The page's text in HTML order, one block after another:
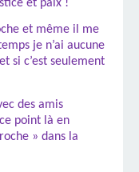
et paix !
et même il me
je n’ai aucune
si c’est seulement
des amis
point là en
» dans la